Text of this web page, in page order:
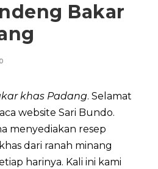
Bakar
khas Padang. Selamat
website Sari Bundo.
menyediakan resep
dari ranah minang
harinya. Kali ini kami